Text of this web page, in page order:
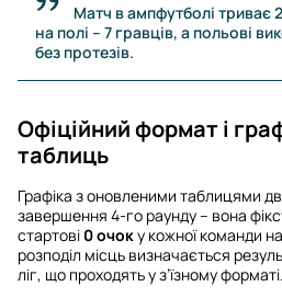
Матч в ампфутболі триває
на полі – 7 гравців, а польові
без протезів.
Офіційний формат і
таблиць
Графіка з оновленими таблицями
завершення 4-го раунду – вона
стартові 0 очоку кожної команди
розподіл місць визначається
ліг, що проходять у з’їзному форматі.